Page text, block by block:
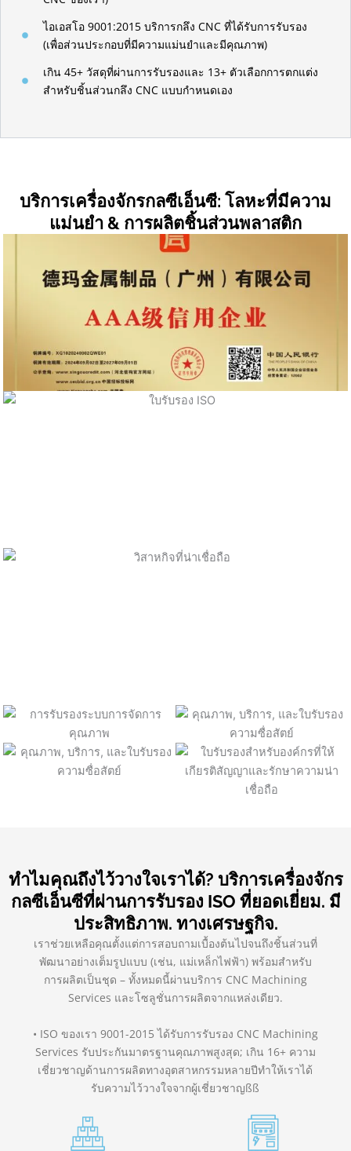
ไอเอสโอ 9001:2015 บริการกลึง CNC ที่ได้รับการรับรอง
(เพื่อส่วนประกอบที่มีความแม่นยำและมีคุณภาพ)
เกิน 45+ วัสดุที่ผ่านการรับรองและ 13+ ตัวเลือกการตกแต่ง
สำหรับชิ้นส่วนกลึง CNC แบบกำหนดเอง
บริการเครื่องจักรกลซีเอ็นซี: โลหะที่มีความ
แม่นยำ & การผลิตชิ้นส่วนพลาสติก
ทำไมคุณถึงไว้วางใจเราได้? บริการเครื่องจักร
กลซีเอ็นซีที่ผ่านการรับรอง ISO ที่ยอดเยี่ยม. มี
ประสิทธิภาพ. ทางเศรษฐกิจ.
เราช่วยเหลือคุณตั้งแต่การสอบถามเบื้องต้นไปจนถึงชิ้นส่วนที่
พัฒนาอย่างเต็มรูปแบบ (เช่น, แม่เหล็กไฟฟ้า) พร้อมสำหรับ
การผลิตเป็นชุด – ทั้งหมดนี้ผ่านบริการ CNC Machining
Services และโซลูชั่นการผลิตจากแหล่งเดียว.
• ISO ของเรา 9001-2015 ได้รับการรับรอง CNC Machining
Services รับประกันมาตรฐานคุณภาพสูงสุด; เกิน 16+ ความ
เชี่ยวชาญด้านการผลิตทางอุตสาหกรรมหลายปีทำให้เราได้
รับความไว้วางใจจากผู้เชี่ยวชาญßß